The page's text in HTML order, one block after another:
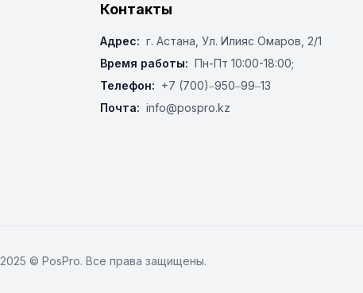
Контакты
Адрес: г. Астана, ​Ул. Илияс Омаров, 2/1
Время работы: Пн-Пт 10:00-18:00;
Телефон: +7 (700)‒950‒99‒13
Почта: info@pospro.kz
2025 © PosPro. Все права защищены.